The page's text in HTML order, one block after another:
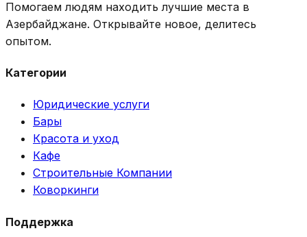
Помогаем людям находить лучшие места в
Азербайджане. Открывайте новое, делитесь
опытом.
Категории
Юридические услуги
Бары
Красота и уход
Кафе
Строительные Компании
Коворкинги
Поддержка